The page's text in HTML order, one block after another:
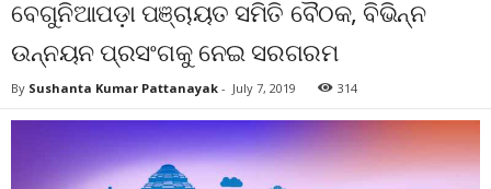
ବେଗୁନିଆପଡ଼ା ପଞ୍ଚାୟତ ସମିତି ବୈଠକ, ବିଭିନ୍ନ
ଉନ୍ନୟନ ପ୍ରସଂଗକୁ ନେଇ ସରଗରମ
By Sushanta Kumar Pattanayak - July 7, 2019 314